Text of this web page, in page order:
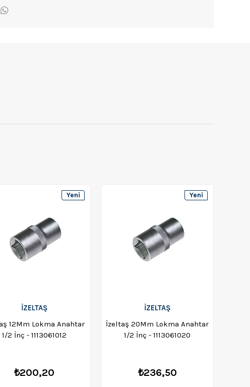
İZELTAŞ
12Mm Lokma Anahtar
1/2 İnç - 1113061012
₺200,20
Yeni
İZELTAŞ
İzeltaş 20Mm Lokma Anahtar
1/2 İnç - 1113061020
₺236,50
Yeni